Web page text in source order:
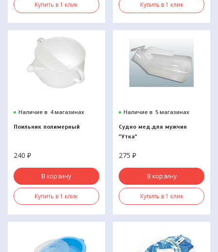
Купить в 1 клик Купить в 1 клик
Наличие в 4 магазинах
Поильник полимерный
240 ₽
В корзину
Купить в 1 клик
Наличие в 5 магазинах
Судно мед.для мужчин
"Утка"
275₽
В корзину
Купить в 1 клик